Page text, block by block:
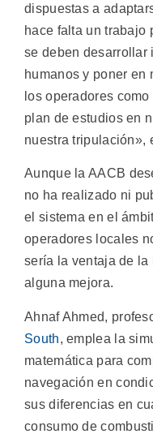
dispuestas a
hace falta un trabajo
se deben desarrollar
humanos y poner en
los operadores
plan de estudios en
nuestra tripulación»,
Aunque la AACB
no ha realizado ni
el sistema en el
operadores locales
sería la ventaja de
alguna mejora.
Ahnaf Ahmed,
South, emplea la
matemática para
navegación en
sus diferencias en
consumo de